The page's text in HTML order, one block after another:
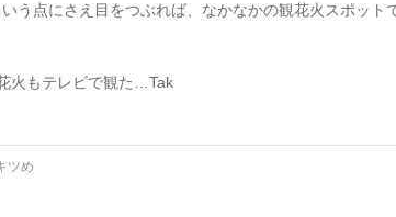
う点にさえ目をつぶれば、なかなかの観花火スポット
火もテレビで観た…Tak
ツめ